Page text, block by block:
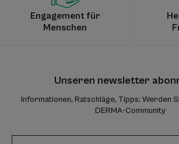
Engagement für
Menschen
Unseren newsletter
Informationen, Ratschläge, Tipps: Werden
DERMA-Community